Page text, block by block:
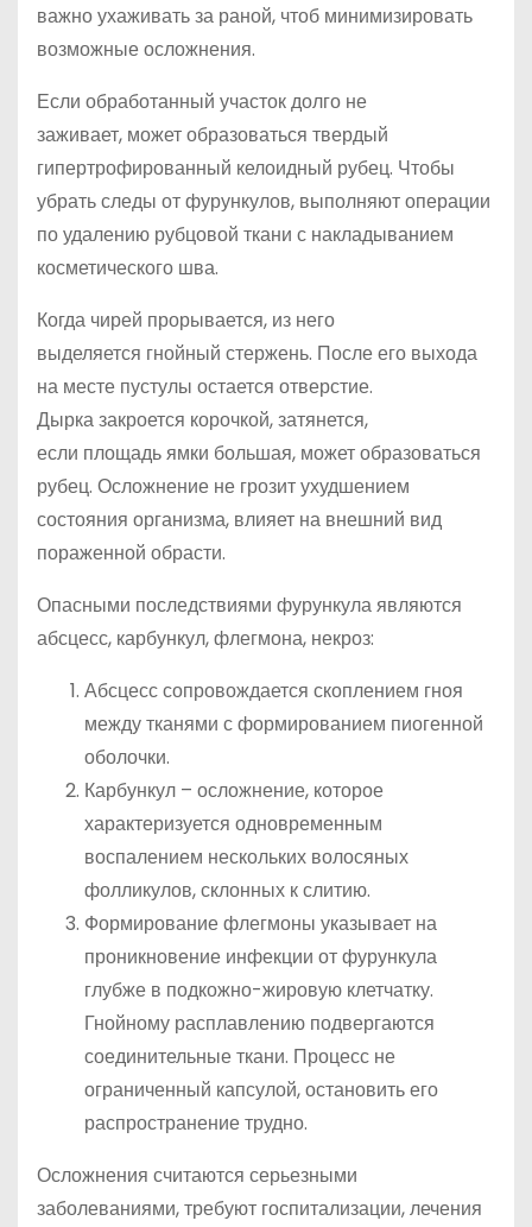
важно ухаживать за раной, чтоб минимизировать
возможные осложнения.
Если обработанный участок долго не
заживает, может образоваться твердый
гипертрофированный келоидный рубец. Чтобы
убрать следы от фурункулов, выполняют операции
по удалению рубцовой ткани с накладыванием
косметического шва.
Когда чирей прорывается, из него
выделяется гнойный стержень. После его выхода
на месте пустулы остается отверстие.
Дырка закроется корочкой, затянется,
если площадь ямки большая, может образоваться
рубец. Осложнение не грозит ухудшением
состояния организма, влияет на внешний вид
пораженной обрасти.
Опасными последствиями фурункула являются
абсцесс, карбункул, флегмона, некроз:
Абсцесс сопровождается скоплением гноя
между тканями с формированием пиогенной
оболочки.
Карбункул – осложнение, которое
характеризуется одновременным
воспалением нескольких волосяных
фолликулов, склонных к слитию.
Формирование флегмоны указывает на
проникновение инфекции от фурункула
глубже в подкожно-жировую клетчатку.
Гнойному расплавлению подвергаются
соединительные ткани. Процесс не
ограниченный капсулой, остановить его
распространение трудно.
Осложнения считаются серьезными
заболеваниями, требуют госпитализации, лечения